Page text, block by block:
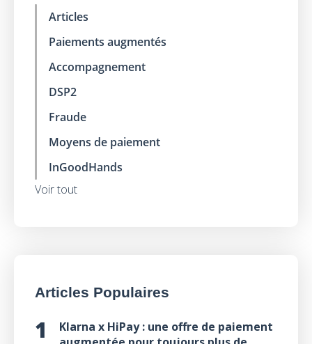
Articles
Paiements augmentés
Accompagnement
DSP2
Fraude
Moyens de paiement
InGoodHands
Voir tout
Articles Populaires
Klarna x HiPay : une offre de paiement